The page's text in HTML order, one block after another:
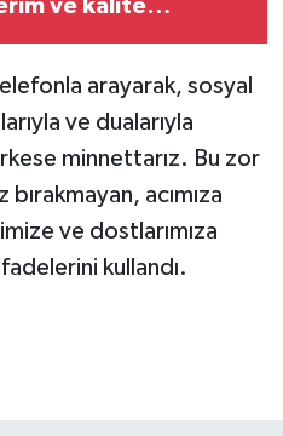
ve kalite
arayarak, sosyal
ve dualarıyla
minnettarız. Bu zor
acımıza
ve dostlarımıza
kullandı.